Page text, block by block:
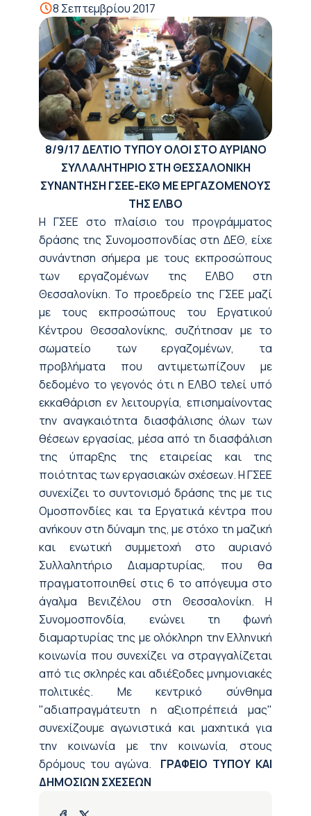
8 Σεπτεμβρίου 2017
8/9/17ΔΕΛΤΙΟ ΤΥΠΟΥ ΟΛΟΙ ΣΤΟ ΑΥΡΙΑΝΟ
ΣΥΛΛΑΛΗΤΗΡΙΟ ΣΤΗ ΘΕΣΣΑΛΟΝΙΚΗ
ΣΥΝΑΝΤΗΣΗ ΓΣΕΕ-ΕΚΘ ΜΕ ΕΡΓΑΖΟΜΕΝΟΥΣ
ΤΗΣ ΕΛΒΟ
Η ΓΣΕΕ στο πλαίσιο του προγράμματος
δράσης της Συνομοσπονδίας στη ΔΕΘ, είχε
συνάντηση σήμερα με τους εκπροσώπους
των εργαζομένων της ΕΛΒΟ στη
Θεσσαλονίκη. Το προεδρείο της ΓΣΕΕ μαζί
με τους εκπροσώπους του Εργατικού
Κέντρου Θεσσαλονίκης, συζήτησαν με το
σωματείο των εργαζομένων, τα
προβλήματα που αντιμετωπίζουν με
δεδομένο το γεγονός ότι η ΕΛΒΟ τελεί υπό
εκκαθάριση εν λειτουργία, επισημαίνοντας
την αναγκαιότητα διασφάλισης όλων των
θέσεων εργασίας, μέσα από τη διασφάλιση
της ύπαρξης της εταιρείας και της
ποιότητας των εργασιακών σχέσεων. Η ΓΣΕΕ
συνεχίζει το συντονισμό δράσης της με τις
Ομοσπονδίες και τα Εργατικά κέντρα που
ανήκουν στη δύναμη της, με στόχο τη μαζική
και ενωτική συμμετοχή στο αυριανό
Συλλαλητήριο Διαμαρτυρίας, που θα
πραγματοποιηθεί στις 6 το απόγευμα στο
άγαλμα Βενιζέλου στη Θεσσαλονίκη. Η
Συνομοσπονδία, ενώνει τη φωνή
διαμαρτυρίας της με ολόκληρη την Ελληνική
κοινωνία που συνεχίζει να στραγγαλίζεται
από τις σκληρές και αδιέξοδες μνημονιακές
πολιτικές. Με κεντρικό σύνθημα
"αδιαπραγμάτευτη η αξιοπρέπειά μας"
συνεχίζουμε αγωνιστικά και μαχητικά για
την κοινωνία με την κοινωνία, στους
δρόμους του αγώνα.
ΓΡΑΦΕΙΟ ΤΥΠΟΥ ΚΑΙ
ΔΗΜΟΣΙΩΝ ΣΧΕΣΕΩΝ